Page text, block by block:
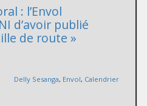
: l’Envol
d’avoir publié
de route »
Delly Sesanga, Envol, Calendrier